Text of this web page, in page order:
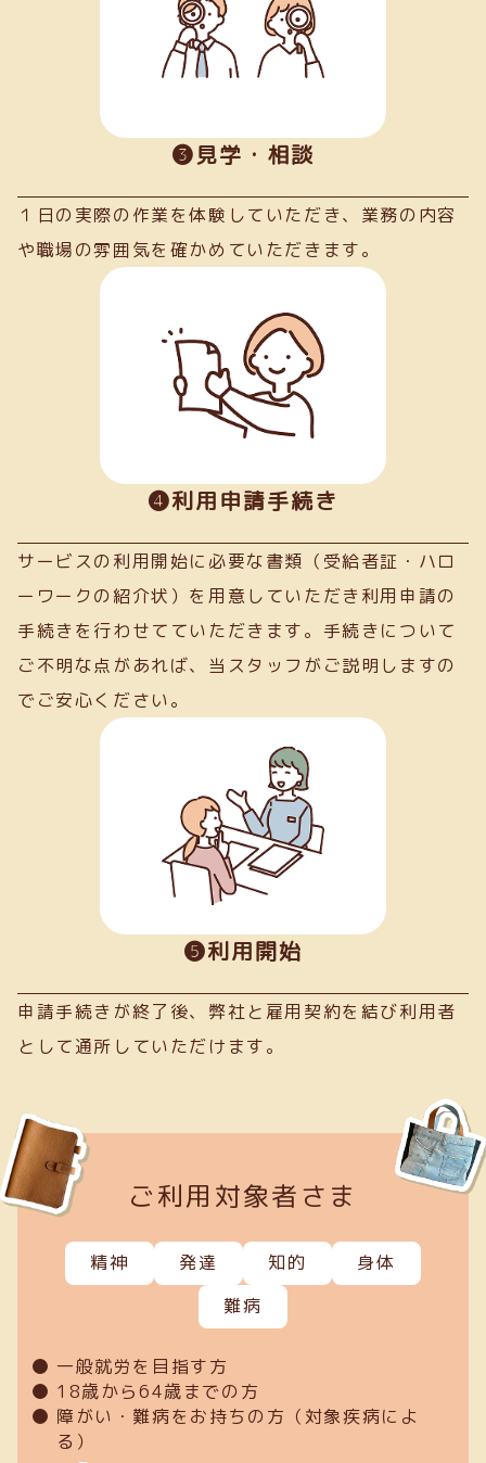
➌見学・相談
１日の実際の作業を体験していただき、業務の内容
や職場の雰囲気を確かめていただきます。
➍利用申請手続き
サービスの利用開始に必要な書類（受給者証・ハロ
ーワークの紹介状）を用意していただき利用申請の
手続きを行わせてていただきます。手続きについて
ご不明な点があれば、当スタッフがご説明しますの
でご安心ください。
❺利用開始
申請手続きが終了後、弊社と雇用契約を結び利用者
として通所していただけます。
ご利用対象者さま
精神 発達 知的
身体
難病
一般就労を目指す方
18歳から64歳までの方
障がい・難病をお持ちの方（対象疾病によ
る）